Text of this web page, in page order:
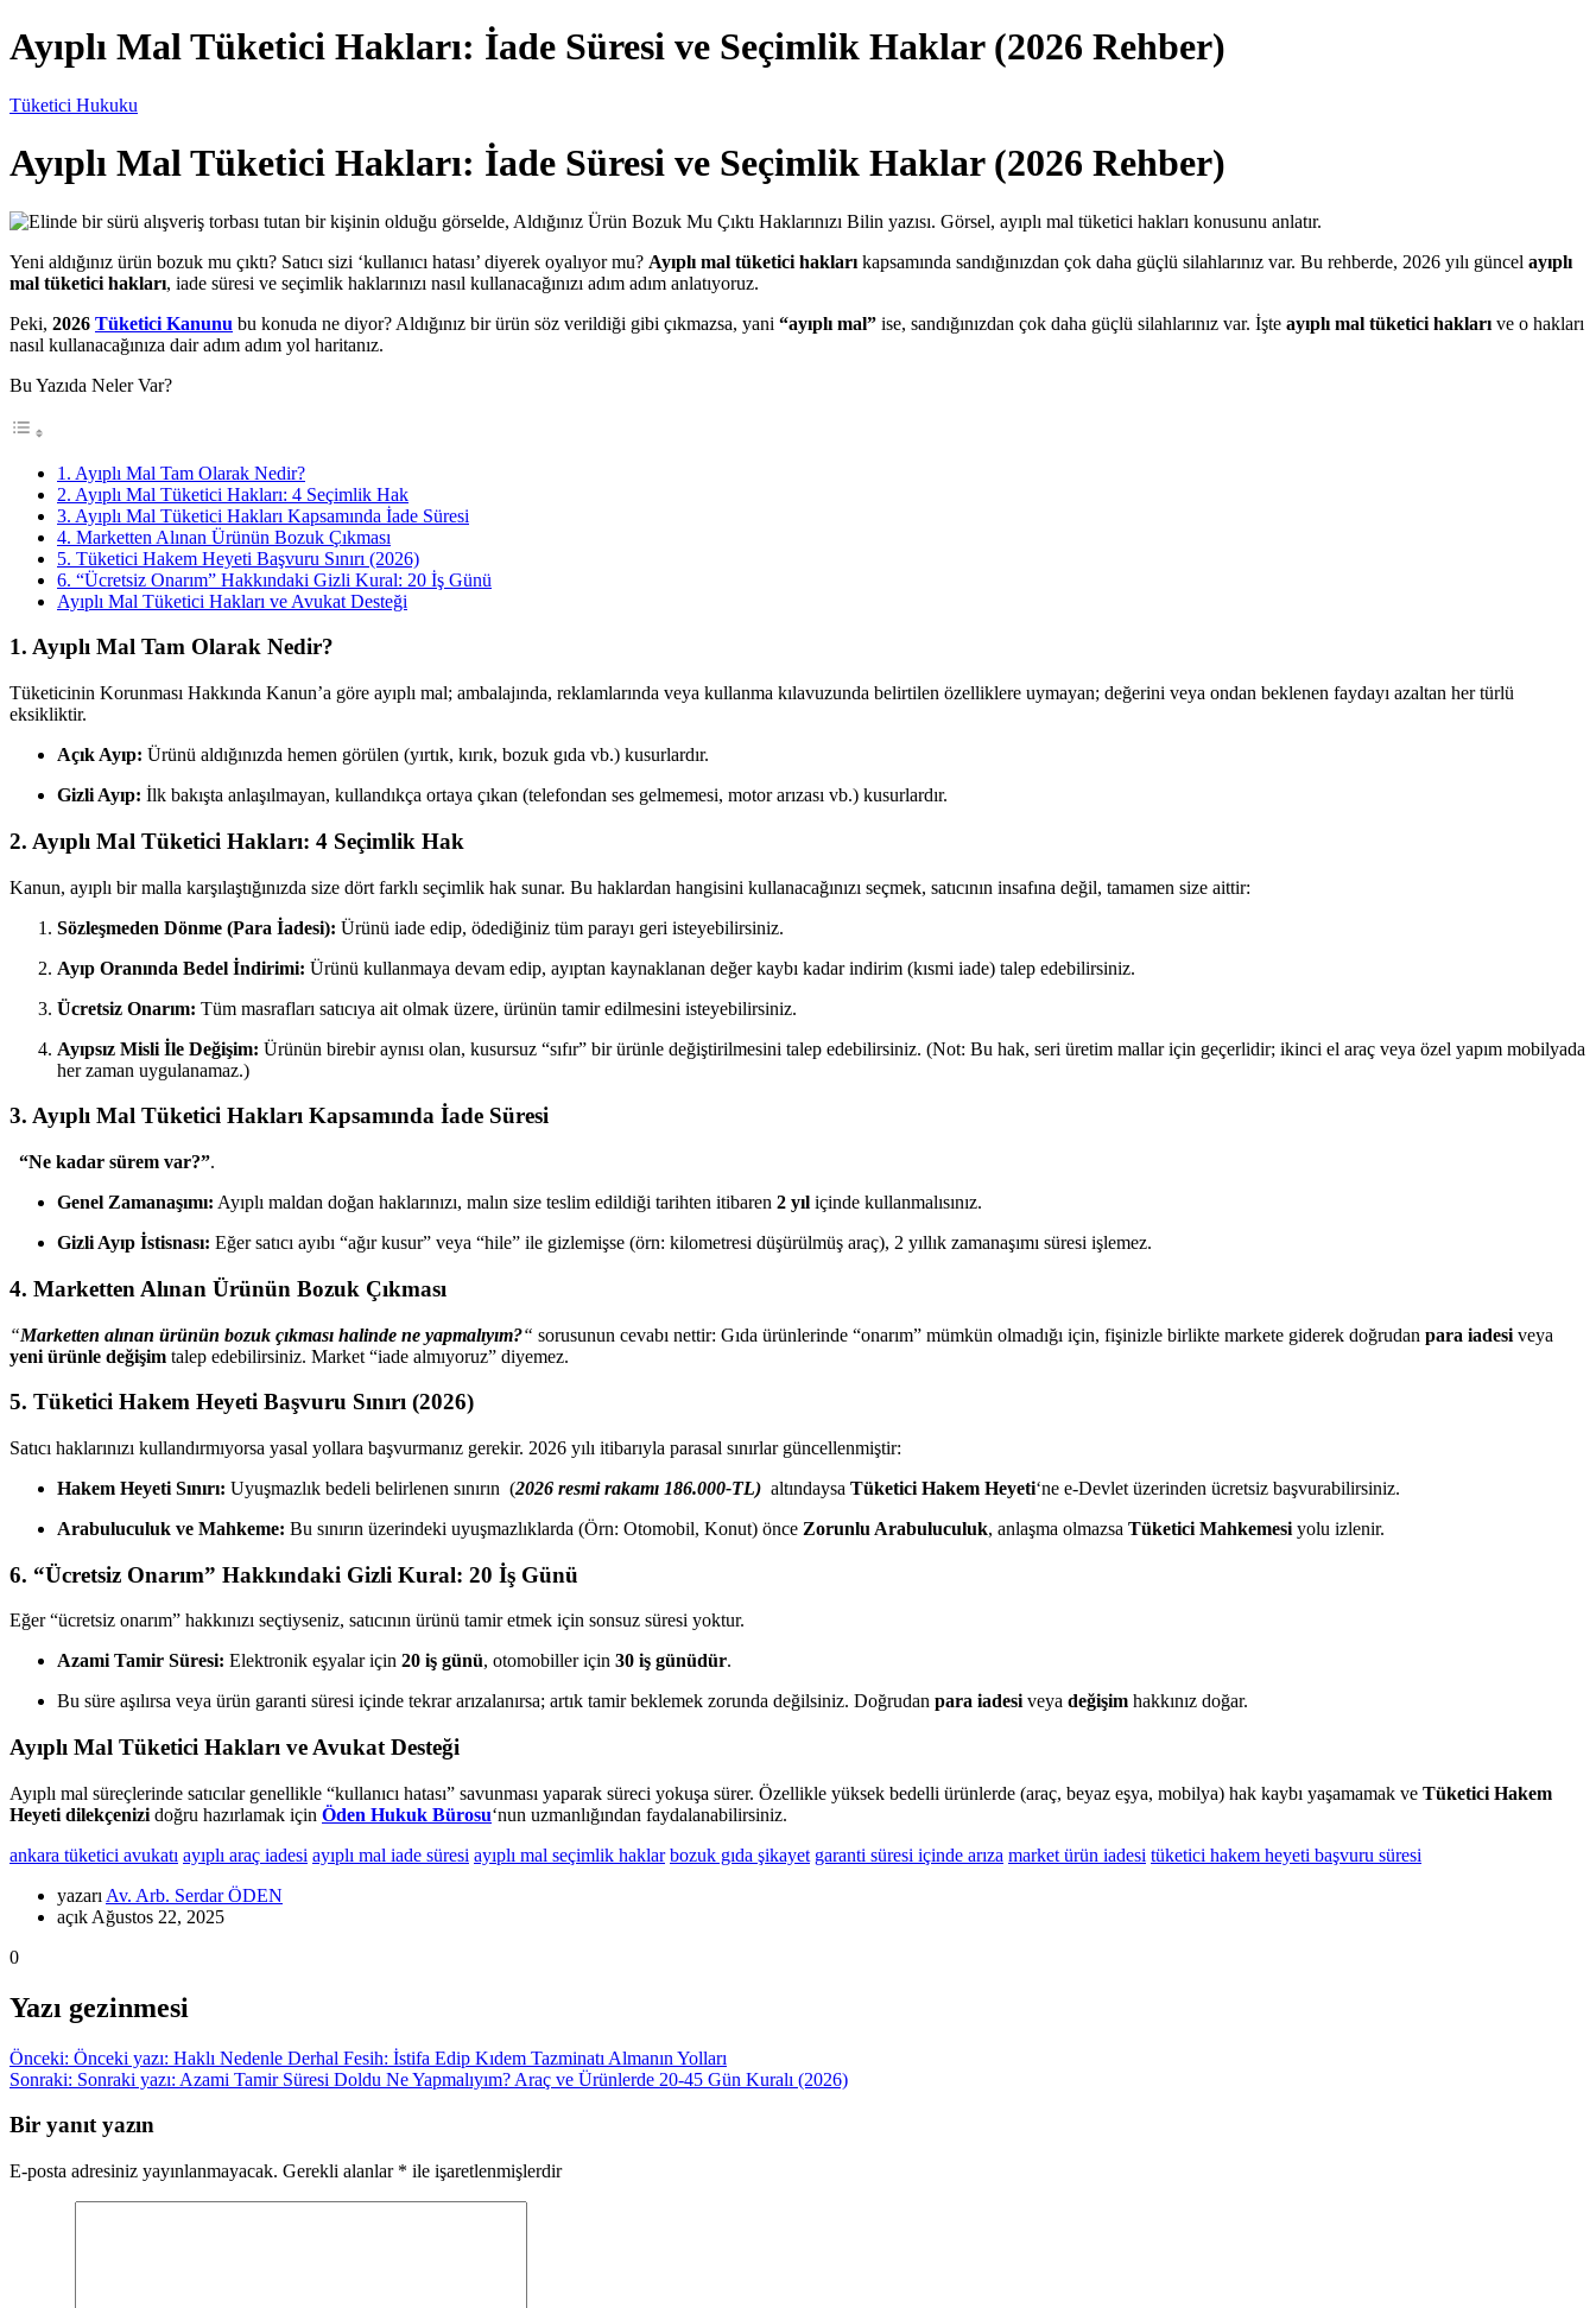
Ayıplı Mal Tüketici Hakları: İade Süresi ve Seçimlik Haklar (2026 Rehber)
Tüketici Hukuku
Ayıplı Mal Tüketici Hakları: İade Süresi ve Seçimlik Haklar (2026 Rehber)
Yeni aldığınız ürün bozuk mu çıktı? Satıcı sizi ‘kullanıcı hatası’ diyerek oyalıyor mu? Ayıplı mal tüketici hakları kapsamında sandığınızdan çok daha güçlü silahlarınız var. Bu rehberde, 2026 yılı güncel ayıplı
mal tüketici hakları, iade süresi ve seçimlik haklarınızı nasıl kullanacağınızı adım adım anlatıyoruz.
Peki, 2026 Tüketici Kanunu bu konuda ne diyor? Aldığınız bir ürün söz verildiği gibi çıkmazsa, yani “ayıplı mal” ise, sandığınızdan çok daha güçlü silahlarınız var. İşte ayıplı mal tüketici hakları ve o hakları
nasıl kullanacağınıza dair adım adım yol haritanız.
Bu Yazıda Neler Var?
1. Ayıplı Mal Tam Olarak Nedir?
2. Ayıplı Mal Tüketici Hakları: 4 Seçimlik Hak
3. Ayıplı Mal Tüketici Hakları Kapsamında İade Süresi
4. Marketten Alınan Ürünün Bozuk Çıkması
5. Tüketici Hakem Heyeti Başvuru Sınırı (2026)
6. “Ücretsiz Onarım” Hakkındaki Gizli Kural: 20 İş Günü
Ayıplı Mal Tüketici Hakları ve Avukat Desteği
1. Ayıplı Mal Tam Olarak Nedir?
Tüketicinin Korunması Hakkında Kanun’a göre ayıplı mal; ambalajında, reklamlarında veya kullanma kılavuzunda belirtilen özelliklere uymayan; değerini veya ondan beklenen faydayı azaltan her türlü
eksikliktir.
Açık Ayıp: Ürünü aldığınızda hemen görülen (yırtık, kırık, bozuk gıda vb.) kusurlardır.
Gizli Ayıp: İlk bakışta anlaşılmayan, kullandıkça ortaya çıkan (telefondan ses gelmemesi, motor arızası vb.) kusurlardır.
2. Ayıplı Mal Tüketici Hakları: 4 Seçimlik Hak
Kanun, ayıplı bir malla karşılaştığınızda size dört farklı seçimlik hak sunar. Bu haklardan hangisini kullanacağınızı seçmek, satıcının insafına değil, tamamen size aittir:
Sözleşmeden Dönme (Para İadesi): Ürünü iade edip, ödediğiniz tüm parayı geri isteyebilirsiniz.
Ayıp Oranında Bedel İndirimi: Ürünü kullanmaya devam edip, ayıptan kaynaklanan değer kaybı kadar indirim (kısmi iade) talep edebilirsiniz.
Ücretsiz Onarım: Tüm masrafları satıcıya ait olmak üzere, ürünün tamir edilmesini isteyebilirsiniz.
Ayıpsız Misli İle Değişim: Ürünün birebir aynısı olan, kusursuz “sıfır” bir ürünle değiştirilmesini talep edebilirsiniz. (Not: Bu hak, seri üretim mallar için geçerlidir; ikinci el araç veya özel yapım mobilyada
her zaman uygulanamaz.)
3. Ayıplı Mal Tüketici Hakları Kapsamında İade Süresi
“Ne kadar sürem var?”.
Genel Zamanaşımı: Ayıplı maldan doğan haklarınızı, malın size teslim edildiği tarihten itibaren 2 yıl içinde kullanmalısınız.
Gizli Ayıp İstisnası: Eğer satıcı ayıbı “ağır kusur” veya “hile” ile gizlemişse (örn: kilometresi düşürülmüş araç), 2 yıllık zamanaşımı süresi işlemez.
4. Marketten Alınan Ürünün Bozuk Çıkması
“Marketten alınan ürünün bozuk çıkması halinde ne yapmalıyım?“ sorusunun cevabı nettir: Gıda ürünlerinde “onarım” mümkün olmadığı için, fişinizle birlikte markete giderek doğrudan para iadesi veya
yeni ürünle değişim talep edebilirsiniz. Market “iade almıyoruz” diyemez.
5. Tüketici Hakem Heyeti Başvuru Sınırı (2026)
Satıcı haklarınızı kullandırmıyorsa yasal yollara başvurmanız gerekir. 2026 yılı itibarıyla parasal sınırlar güncellenmiştir:
Hakem Heyeti Sınırı: Uyuşmazlık bedeli belirlenen sınırın (2026 resmi rakamı 186.000-TL) altındaysa Tüketici Hakem Heyeti‘ne e-Devlet üzerinden ücretsiz başvurabilirsiniz.
Arabuluculuk ve Mahkeme: Bu sınırın üzerindeki uyuşmazlıklarda (Örn: Otomobil, Konut) önce Zorunlu Arabuluculuk, anlaşma olmazsa Tüketici Mahkemesi yolu izlenir.
6. “Ücretsiz Onarım” Hakkındaki Gizli Kural: 20 İş Günü
Eğer “ücretsiz onarım” hakkınızı seçtiyseniz, satıcının ürünü tamir etmek için sonsuz süresi yoktur.
Azami Tamir Süresi: Elektronik eşyalar için 20 iş günü, otomobiller için 30 iş günüdür.
Bu süre aşılırsa veya ürün garanti süresi içinde tekrar arızalanırsa; artık tamir beklemek zorunda değilsiniz. Doğrudan para iadesi veya değişim hakkınız doğar.
Ayıplı Mal Tüketici Hakları ve Avukat Desteği
Ayıplı mal süreçlerinde satıcılar genellikle “kullanıcı hatası” savunması yaparak süreci yokuşa sürer. Özellikle yüksek bedelli ürünlerde (araç, beyaz eşya, mobilya) hak kaybı yaşamamak ve Tüketici Hakem
Heyeti dilekçenizi doğru hazırlamak için Öden Hukuk Bürosu‘nun uzmanlığından faydalanabilirsiniz.
ankara tüketici avukatı ayıplı araç iadesi ayıplı mal iade süresi ayıplı mal seçimlik haklar bozuk gıda şikayet garanti süresi içinde arıza market ürün iadesi tüketici hakem heyeti başvuru süresi
yazarı Av. Arb. Serdar ÖDEN
açık Ağustos 22, 2025
0
Yazı gezinmesi
Önceki: Önceki yazı: Haklı Nedenle Derhal Fesih: İstifa Edip Kıdem Tazminatı Almanın Yolları
Sonraki: Sonraki yazı: Azami Tamir Süresi Doldu Ne Yapmalıyım? Araç ve Ürünlerde 20-45 Gün Kuralı (2026)
Bir yanıt yazın
E-posta adresiniz yayınlanmayacak. Gerekli alanlar * ile işaretlenmişlerdir